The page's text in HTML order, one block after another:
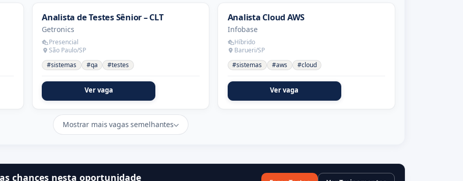
Analista de Testes Sênior – CLT
Getronics
Presencial
São Paulo/SP
#sistemas
#qa #testes
Ver vaga
Analista Cloud AWS
Infobase
Híbrido
Barueri/SP
#sistemas
#aws #cloud
Ver vaga
Mostrar mais vagas semelhantes
chances nesta oportunidade